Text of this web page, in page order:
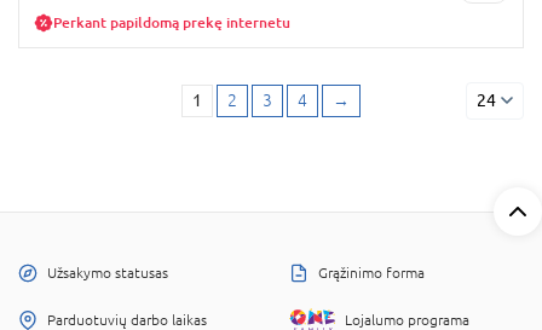
Perkant papildomą prekę internetu
1 2 3 4 → 24
Užsakymo statusas Grąžinimo forma
Parduotuvių darbo laikas Lojalumo programa